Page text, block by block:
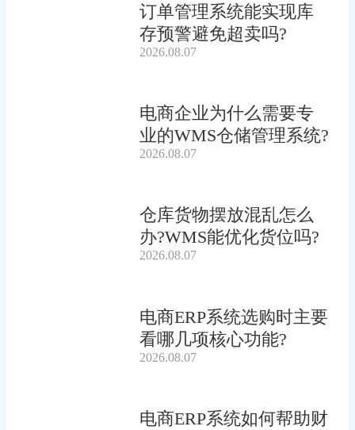
订单管理系统能实现库
存预警避免超卖吗?
2026.08.07
电商企业为什么需要专
业的WMS仓储管理系统?
2026.08.07
仓库货物摆放混乱怎么
办?WMS能优化货位吗?
2026.08.07
电商ERP系统选购时主要
看哪几项核心功能?
2026.08.07
电商ERP系统如何帮助财